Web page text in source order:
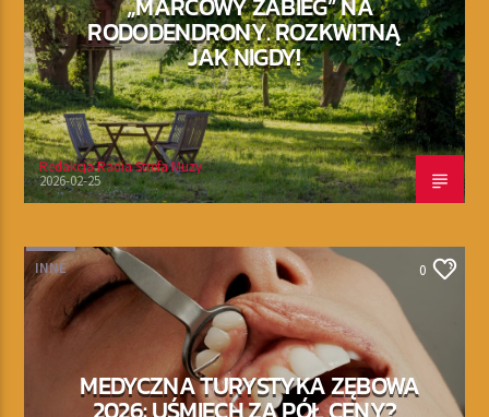
RODODENDRONY. ROZKWITNĄ
JAK NIGDY!
Redakcja Radia Strefa Muzy
2026-02-25
INNE 0
MEDYCZNA TURYSTYKA ZĘBOWA